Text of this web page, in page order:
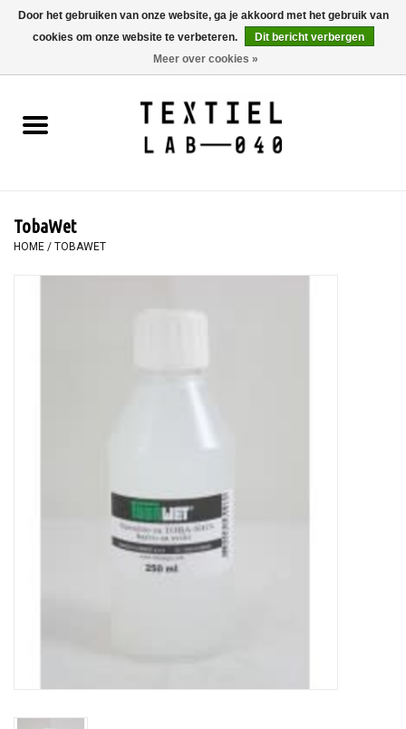
0 Artikelen - €0,00
BOEKEN
SCHILDEREN
TobaWet
HOME / TOBAWET
Door het gebruiken van onze website, ga je akkoord met het gebruik van
cookies om onze website te verbeteren.
Dit bericht verbergen
Meer over cookies »